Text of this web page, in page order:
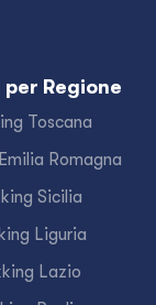
per Regione
Toscana
Romagna
Sicilia
Liguria
Lazio